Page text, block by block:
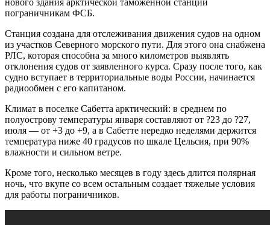
нового здания арктической таможенной станции
пограничникам ФСБ.
Станция создана для отслеживания движения судов на одном
из участков Северного морского пути. Для этого она снабжена
РЛС, которая способна за много километров выявлять
отклонения судов от заявленного курса. Сразу после того, как
судно вступает в территориальные воды России, начинается
радиообмен с его капитаном.
Климат в поселке Сабетта арктический: в среднем по
полуострову температуры января составляют от ?23 до ?27,
июля — от +3 до +9, а в Сабетте нередко неделями держится
температура ниже 40 градусов по шкале Цельсия, при 90%
влажности и сильном ветре.
Кроме того, несколько месяцев в году здесь длится полярная
ночь, что вкупе со всем остальным создает тяжелые условия
для работы пограничников.